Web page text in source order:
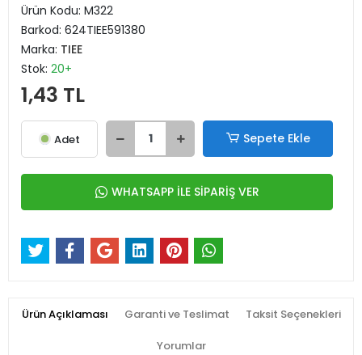
Ürün Kodu: M322
Barkod: 624TIEE591380
Marka: TIEE
Stok: 20+
1,43 TL
Adet Sepete Ekle
WHATSAPP İLE SİPARİŞ VER
Ürün Açıklaması Garanti ve Teslimat Taksit Seçenekleri
Yorumlar